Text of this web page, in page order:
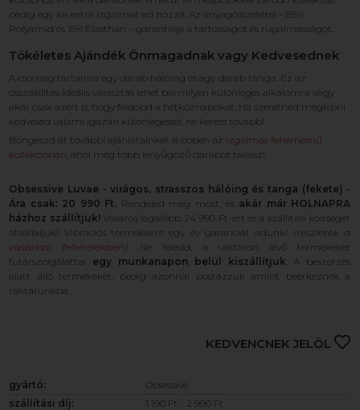
pedig egy kis extra izgalmat ad hozzá. Az anyagösszetétel – 85%
Polyamid és 15% Elasthan – garantálja a tartósságot és rugalmasságot.
Tökéletes Ajándék Önmagadnak vagy Kedvesednek
A csomag tartalma egy darab hálóing és egy darab tanga. Ez az
összeállítás ideális választás lehet bármilyen különleges alkalomra vagy
akár csak azért is, hogy feldobd a hétköznapokat. Ha szeretnéd meglepni
kedvesed valami igazán különlegessel, ne keress tovább!
Böngészd át további ajánlatainkat is ebben az izgalmas fehérnemű
kollekcióban, ahol még több lenyűgöző darabot találsz!
Obsessive Luvae - virágos, strasszos hálóing és tanga (fekete) -
Ára csak: 20 990 Ft. Rendeled meg most, és akár már HOLNAPRA
házhoz szállítjuk! Vásárolj legalább 24 990 Ft-ért és a szállítási költséget
átvállaljuk! Vibrációs termékekre egy év garanciát adunk! (részletek a
vásárlási feltételekben ) . Ne feledd, a raktáron lévő termékeket
futárszolgálattal egy munkanapon belül kiszállítjuk . A beszerzés
alatt álló termékeket, pedig azonnal postázzuk amint beérkeznek a
raktárunkba.
KEDVENCNEK JELÖL
gyártó:
Obsessive
szállítási díj:
1 190 Ft - 2 990 Ft